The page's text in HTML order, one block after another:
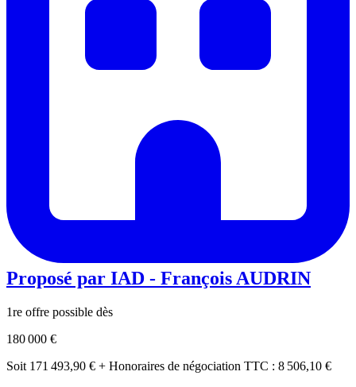
Proposé par IAD - François AUDRIN
1re offre possible dès
180 000 €
Soit 171 493,90 € + Honoraires de négociation TTC : 8 506,10 €